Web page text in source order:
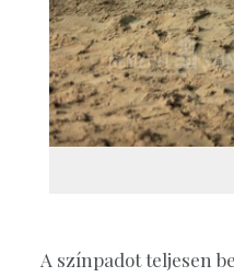
A színpadot teljesen